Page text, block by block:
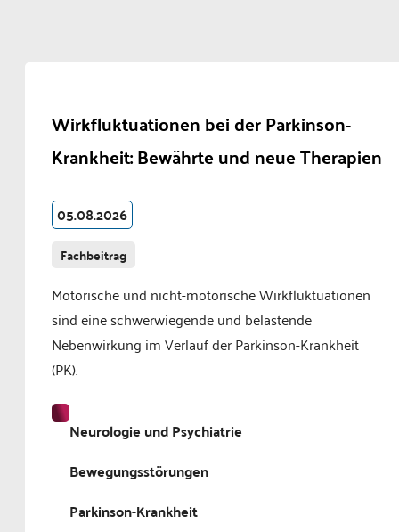
Wirkfluktuationen bei der Parkinson-
Krankheit: Bewährte und neue Therapien
05.08.2026
Fachbeitrag
Motorische und nicht-motorische Wirkfluktuationen
sind eine schwerwiegende und belastende
Nebenwirkung im Verlauf der Parkinson-Krankheit
(PK).
Neurologie und Psychiatrie
Bewegungsstörungen
Parkinson-Krankheit